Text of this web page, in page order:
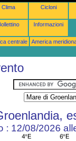
Clima Cicloni
Informazioni
centrale
America
: 12/08/2026